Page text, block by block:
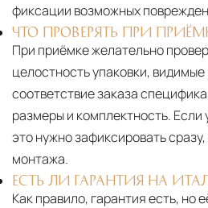
фиксации возможных
ЧТО ПРОВЕРЯТЬ ПРИ
При приёмке желательно
целостность упаковки,
соответствие заказа
размеры и комплектность. Если
это нужно зафиксировать
монтажа.
ЕСТЬ ЛИ ГАРАНТИЯ НА
Как правило, гарантия есть, но